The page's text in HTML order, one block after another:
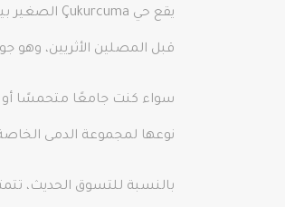
قبل المصلين الأثريين، وهو
سواء كنت جامعًا متحمسًا أو
نوعها لمجموعة الدمى
بالنسبة للتسوق الحديث،